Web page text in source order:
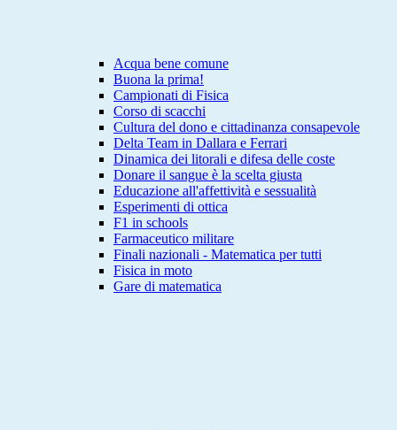
Acqua bene comune
Buona la prima!
Campionati di Fisica
Corso di scacchi
Cultura del dono e cittadinanza consapevole
Delta Team in Dallara e Ferrari
Dinamica dei litorali e difesa delle coste
Donare il sangue è la scelta giusta
Educazione all'affettività e sessualità
Esperimenti di ottica
F1 in schools
Farmaceutico militare
Finali nazionali - Matematica per tutti
Fisica in moto
Gare di matematica